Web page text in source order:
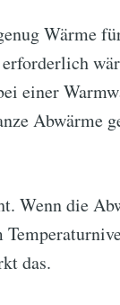
Wärme
einer
Abwärme
Wenn die
das.